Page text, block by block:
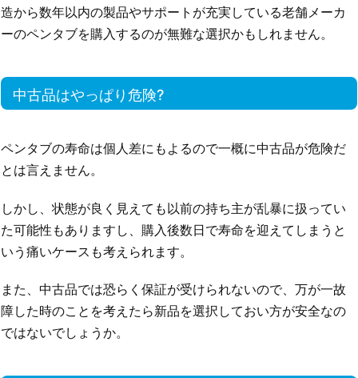
造から数年以内の製品やサポートが充実している老舗メーカ
ーのペンタブを購入するのが無難な選択かもしれません。
中古品はやっぱり危険?
ペンタブの寿命は個人差にもよるので一概に中古品が危険だ
とは言えません。
しかし、状態が良く見えても以前の持ち主が乱暴に扱ってい
た可能性もありますし、購入後数日で寿命を迎えてしまうと
いう痛いケースも考えられます。
また、中古品では恐らく保証が受けられないので、万が一故
障した時のことを考えたら新品を選択しておい方が安全なの
ではないでしょうか。